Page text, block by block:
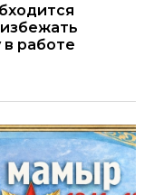
в работе